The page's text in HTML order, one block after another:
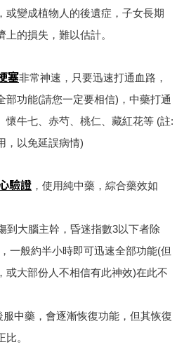
或變成植物人的後遺症，子女長期
的損失，難以估計。
塞非常神速，只要迅速打通血路，
部功能(請您一定要相信)，中藥打通
懷牛七、赤芍、桃仁、藏紅花等 (註:
，以免延誤病情)
驗證 ，使用純中藥，綜合藥效如
到大腦主幹，昏迷指數3以下者除
一般約半小時即可迅速全部功能(但
或大部份人不相信有此神效)在此不
服中藥，會逐漸恢復功能，但其恢復
。